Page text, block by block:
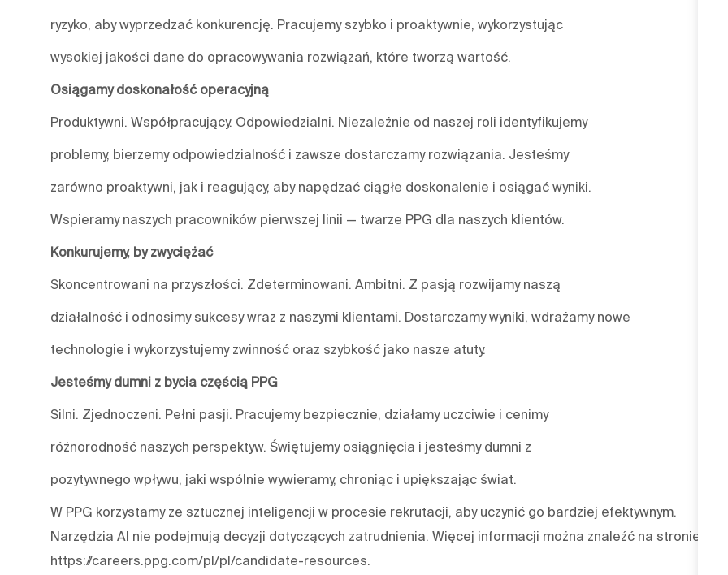
ryzyko, aby wyprzedzać konkurencję. Pracujemy szybko i proaktywnie, wykorzystując
wysokiej jakości dane do opracowywania rozwiązań, które tworzą wartość.
Osiągamy doskonałość operacyjną
Produktywni. Współpracujący. Odpowiedzialni. Niezależnie od naszej roli identyfikujemy
problemy, bierzemy odpowiedzialność i zawsze dostarczamy rozwiązania. Jesteśmy
zarówno proaktywni, jak i reagujący, aby napędzać ciągłe doskonalenie i osiągać wyniki.
Wspieramy naszych pracowników pierwszej linii — twarze PPG dla naszych klientów.
Konkurujemy, by zwyciężać
Skoncentrowani na przyszłości. Zdeterminowani. Ambitni. Z pasją rozwijamy naszą
działalność i odnosimy sukcesy wraz z naszymi klientami. Dostarczamy wyniki, wdrażamy nowe
technologie i wykorzystujemy zwinność oraz szybkość jako nasze atuty.
Jesteśmy dumni z bycia częścią PPG
Silni. Zjednoczeni. Pełni pasji. Pracujemy bezpiecznie, działamy uczciwie i cenimy
różnorodność naszych perspektyw. Świętujemy osiągnięcia i jesteśmy dumni z
pozytywnego wpływu, jaki wspólnie wywieramy, chroniąc i upiększając świat.
W PPG korzystamy ze sztucznej inteligencji w procesie rekrutacji, aby uczynić go bardziej efektywnym.
Narzędzia AI nie podejmują decyzji dotyczących zatrudnienia. Więcej informacji można znaleźć na stronie
https://careers.ppg.com/pl/pl/candidate-resources.